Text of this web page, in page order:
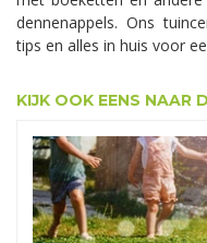
dennenappels. Ons
tips en alles in huis voor
KIJK OOK EENS NAAR